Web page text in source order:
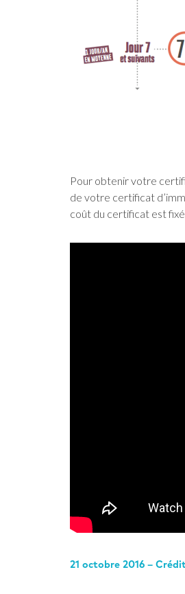
Pour obtenir votre
de votre certificat
coût du certificat est fixé
21 octobre 2016 –